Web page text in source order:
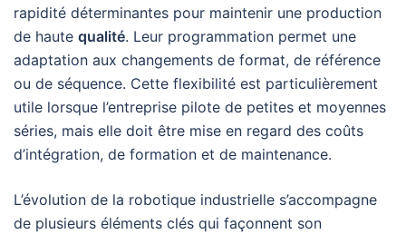
rapidité déterminantes pour maintenir une production
de haute qualité. Leur programmation permet une
adaptation aux changements de format, de référence
ou de séquence. Cette flexibilité est particulièrement
utile lorsque l’entreprise pilote de petites et moyennes
séries, mais elle doit être mise en regard des coûts
d’intégration, de formation et de maintenance.
L’évolution de la robotique industrielle s’accompagne
de plusieurs éléments clés qui façonnent son